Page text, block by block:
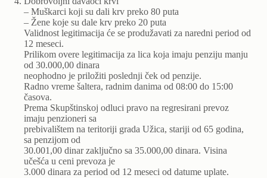
– Muškarci koji su dali krv preko 80 puta
– Žene koje su dale krv preko 20 puta
Validnost legitimacija će se produžavati za naredni period od
12 meseci.
Prilikom overe legitimacija za lica koja imaju penziju manju
od 30.000,00 dinara
neophodno je priložiti poslednji ček od penzije.
Radno vreme šaltera, radnim danima od 08:00 do 15:00
časova.
Prema Skupštinskoj odluci pravo na regresirani prevoz
imaju penzioneri sa
prebivalištem na teritoriji grada Užica, stariji od 65 godina,
sa penzijom od
30.001,00 dinar zaključno sa 35.000,00 dinara. Visina
učešća u ceni prevoza je
3.000 dinara za period od 12 meseci od datume uplate.